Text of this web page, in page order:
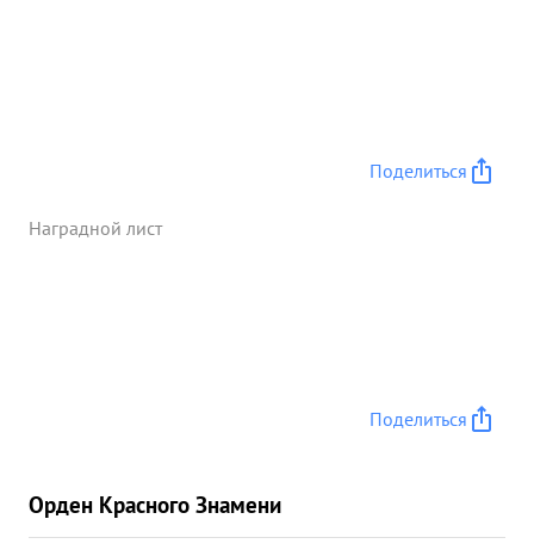
Поделиться
Наградной лист
Поделиться
Орден Красного Знамени